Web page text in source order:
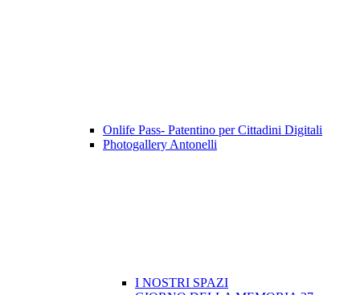
Onlife Pass- Patentino per Cittadini Digitali
Photogallery Antonelli
I NOSTRI SPAZI